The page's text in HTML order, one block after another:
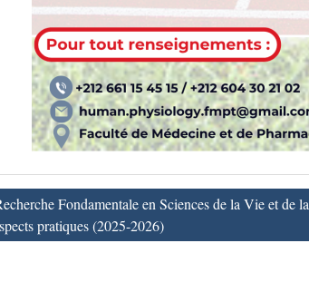
Fondamentale en Sciences de la Vie et de la
pratiques (2025-2026)